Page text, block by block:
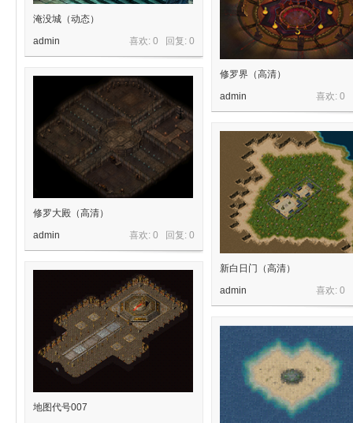
淹没城（动态）
喜欢: 0 回复: 0
admin
修罗界（高清）
喜欢: 0
admin
修罗大殿（高清）
喜欢: 0 回复: 0
admin
新白日门（高清）
喜欢: 0
admin
地图代号007